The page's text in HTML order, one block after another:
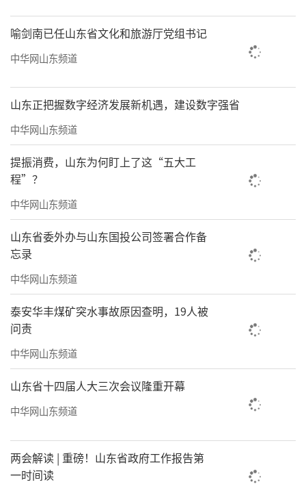
海尔·2022青岛马拉松赛道路线，全程尽
显山海城特色，继续全面展示青岛的优美风光
和人文底蕴深厚的独特魅力，一路带你领略帆
尔·2022青岛马拉松再出发，倾力打造国际
化、高品质的马拉松标杆赛事！使青岛马拉松
成为青岛市最亮丽的城市新名片。让世界的目
光重聚青岛。
（来源：大众报业·齐鲁壹点）
喻剑南已任山东省文化和旅游厅党组书记
中华网山东频道
山东正把握数字经济发展新机遇，建设数字强省
中华网山东频道
提振消费，山东为何盯上了这“五大工
程”？
中华网山东频道
山东省委外办与山东国投公司签署合作备
忘录
中华网山东频道
泰安华丰煤矿突水事故原因查明，19人被
问责
中华网山东频道
山东省十四届人大三次会议隆重开幕
中华网山东频道
两会解读 | 重磅！山东省政府工作报告第
一时间读